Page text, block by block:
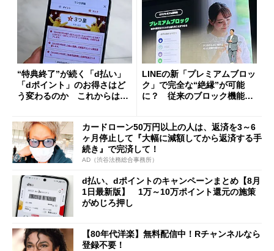
“特典終了”が続く「d払い」
「dポイント」のお得さはど
う変わるのか これからは
LINEの新「プレミアムブロッ
ク」で完全な“絶縁”が可能
に？ 従来のブロック機能と
カードローン50万円以上の人は、返済を3～6
ヶ月停止して『大幅に減額してから返済する手
続き』で完済して！
AD（渋谷法務総合事務所）
d払い、dポイントのキャンペーンまとめ【8月
1日最新版】 1万～10万ポイント還元の施策
がめじろ押し
【80年代洋楽】無料配信中！Rチャンネルなら
登録不要！